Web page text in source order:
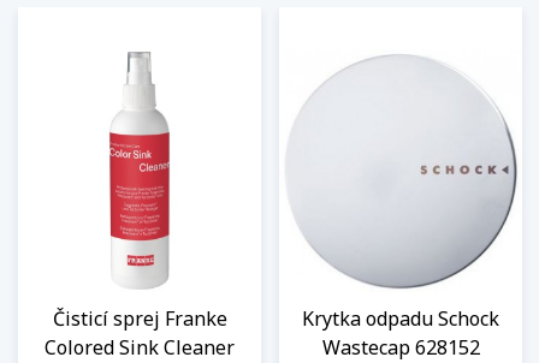
Čisticí sprej Franke
Colored Sink Cleaner
Krytka odpadu Schock
Wastecap 628152